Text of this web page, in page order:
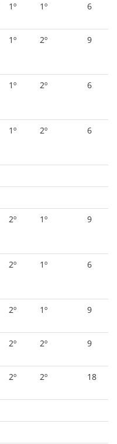
1º 1º 6
1º 2º 9
1º 2º 6
1º 2º 6
2º 1º 9
2º 1º 6
2º 1º 9
2º 2º 9
2º 2º 18